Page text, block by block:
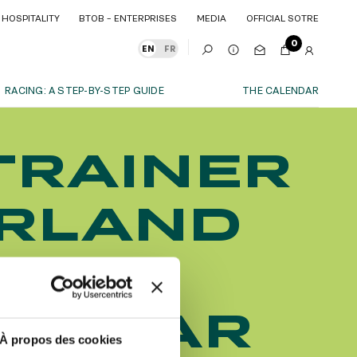
À propos des cookies
HOSPITALITY BTOB – ENTERPRISES MEDIA OFFICIAL SOTRE
EN FR
0
RACING: A STEP-BY-STEP GUIDE THE CALENDAR
AS A FAMILY
AS A FAMILY
WITH FRIENDS
AS A COUPLE
FOR SPORT
CORPORATE EVENTS
CORPORATE EVENTS
SUBSCRIBE